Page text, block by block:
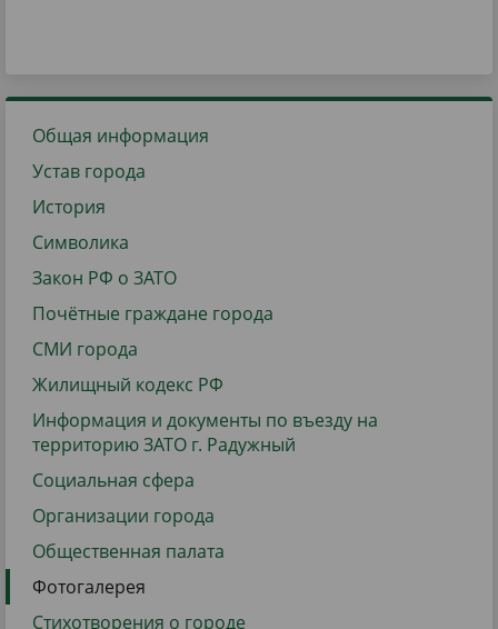
Общая информация
Устав города
История
Символика
Закон РФ о ЗАТО
Почётные граждане города
СМИ города
Жилищный кодекс РФ
Информация и документы по въезду на
территорию ЗАТО г. Радужный
Социальная сфера
Организации города
Общественная палата
Фотогалерея
Стихотворения о городе